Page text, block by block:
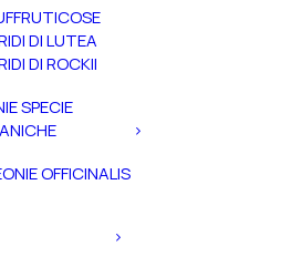
DI LUTEA
DI ROCKII
SPECIE
OFFICINALIS